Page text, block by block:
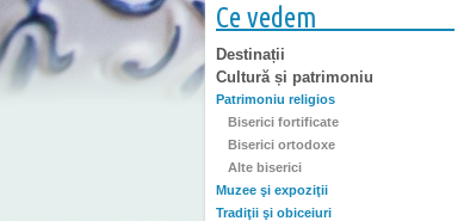
Ce vedem
Destinații
Cultură și patrimoniu
Patrimoniu religios
Biserici fortificate
Biserici ortodoxe
Alte biserici
Muzee şi expoziţii
Tradiţii şi obiceiuri